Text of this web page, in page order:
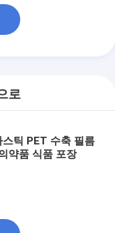
로
틱 PET 수축 필름
약품 식품 포장